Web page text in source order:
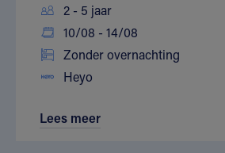
2 - 5 jaar
10/08 - 14/08
Zonder overnachting
Heyo
Lees meer